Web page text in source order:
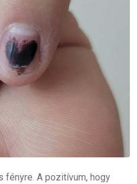
fényre. A pozitívum, hogy